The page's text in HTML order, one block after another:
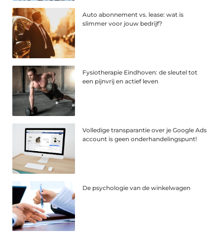
Auto abonnement vs. lease: wat is
slimmer voor jouw bedrijf?
Fysiotherapie Eindhoven: de sleutel tot
een pijnvrij en actief leven
Volledige transparantie over je Google Ads
account is geen onderhandelingspunt!
De psychologie van de winkelwagen